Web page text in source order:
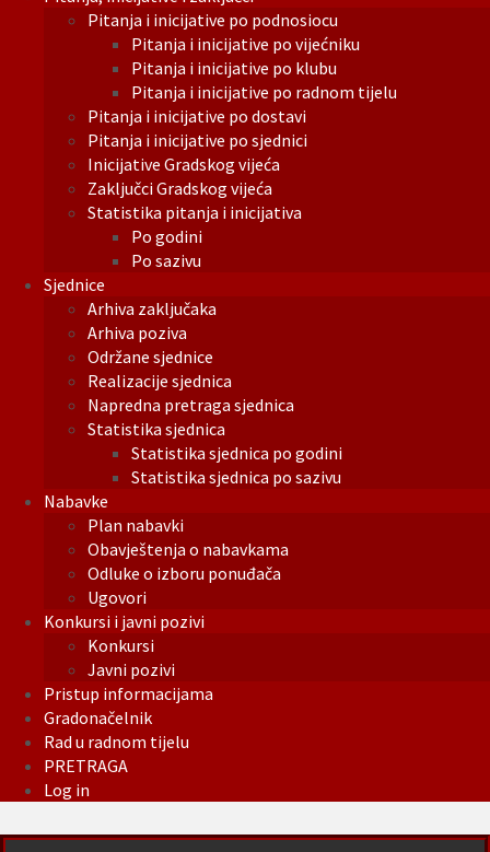
Pitanja i inicijative po podnosiocu
Pitanja i inicijative po vijećniku
Pitanja i inicijative po klubu
Pitanja i inicijative po radnom tijelu
Pitanja i inicijative po dostavi
Pitanja i inicijative po sjednici
Inicijative Gradskog vijeća
Zaključci Gradskog vijeća
Statistika pitanja i inicijativa
Po godini
Po sazivu
Sjednice
Arhiva zaključaka
Arhiva poziva
Održane sjednice
Realizacije sjednica
Napredna pretraga sjednica
Statistika sjednica
Statistika sjednica po godini
Statistika sjednica po sazivu
Nabavke
Plan nabavki
Obavještenja o nabavkama
Odluke o izboru ponuđača
Ugovori
Konkursi i javni pozivi
Konkursi
Javni pozivi
Pristup informacijama
Gradonačelnik
Rad u radnom tijelu
PRETRAGA
Log in